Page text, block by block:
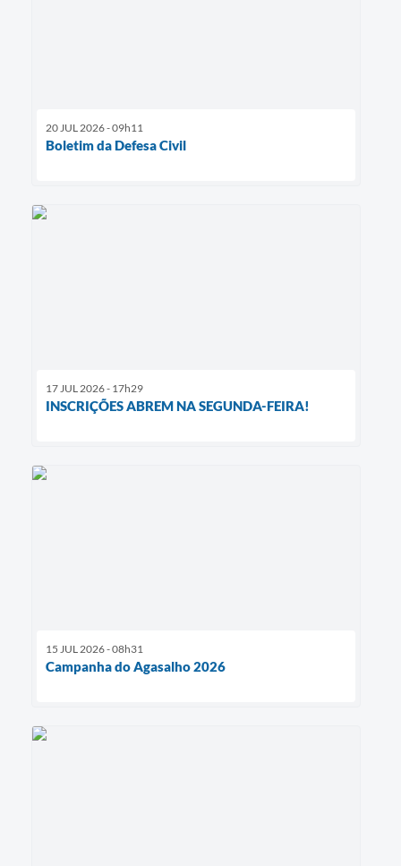
20 JUL 2026 - 09h11
Boletim da Defesa Civil
17 JUL 2026 - 17h29
INSCRIÇÕES ABREM NA SEGUNDA-FEIRA!
15 JUL 2026 - 08h31
Campanha do Agasalho 2026